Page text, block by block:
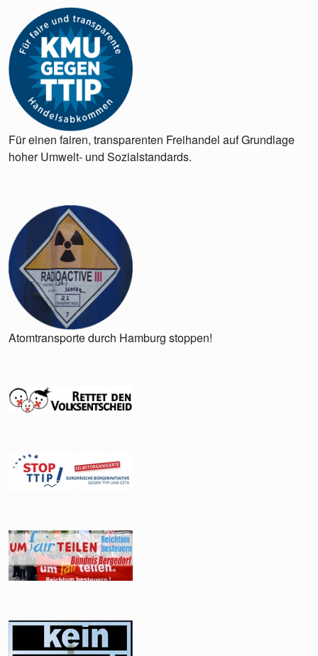
Für einen fairen, transparenten Freihandel auf Grundlage
hoher Umwelt- und Sozialstandards.
Atomtransporte durch Hamburg stoppen!